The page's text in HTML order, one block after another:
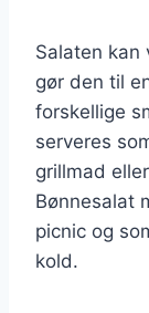
Salaten kan
gør den til
forskellige
serveres
grillmad
Bønnesalat
picnic og
kold.